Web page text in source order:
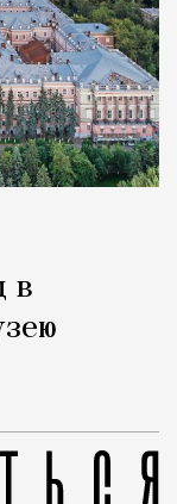
в